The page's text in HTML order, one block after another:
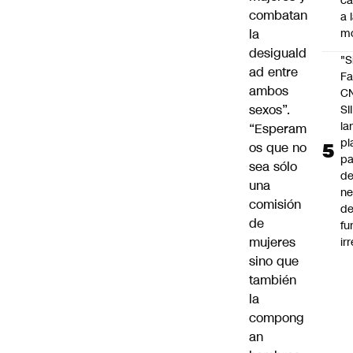
combatan
la
desiguald
ad entre
ambos
sexos”.
“Esperam
os que no
sea sólo
una
comisión
de
mujeres
sino que
también
la
compong
an
a
SII
de